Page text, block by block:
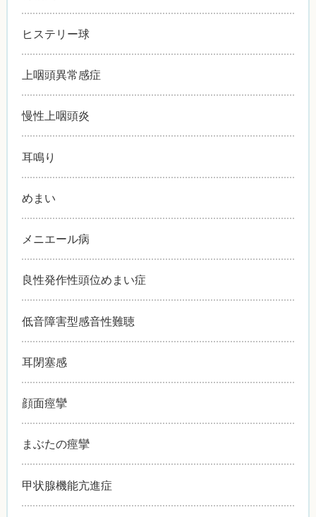
ヒステリー球
上咽頭異常感症
慢性上咽頭炎
耳鳴り
めまい
メニエール病
良性発作性頭位めまい症
低音障害型感音性難聴
耳閉塞感
顔面痙攣
まぶたの痙攣
甲状腺機能亢進症